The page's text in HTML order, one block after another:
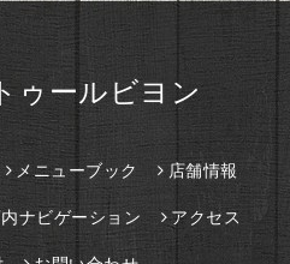
ゥールビヨン
メニューブック 店舗情報
内ナビゲーション アクセス